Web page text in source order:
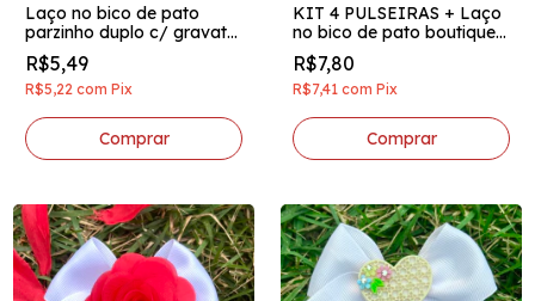
Laço no bico de pato
parzinho duplo c/ gravata
aplique coração perolado
creme
R$5,49
R$5,22 com Pix
KIT 4 PULSEIRAS + Laço
no bico de pato boutique
invertido aplique acrilico
amarelo
R$7,80
R$7,41 com Pix